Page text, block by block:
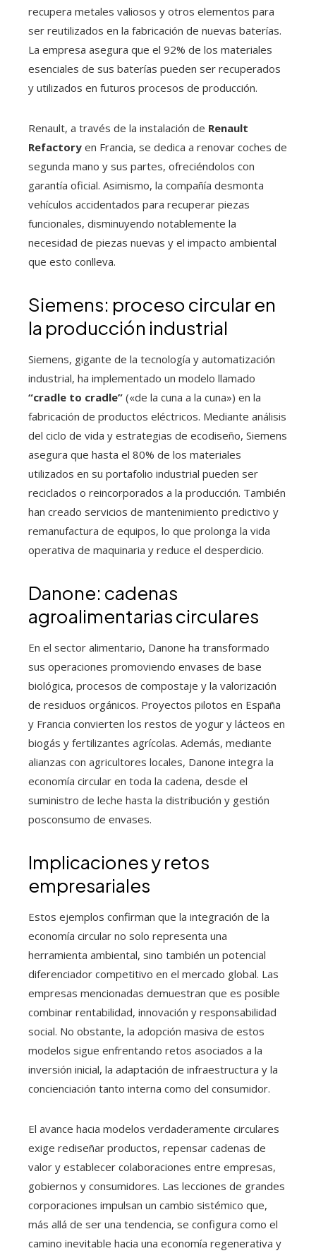
recupera metales valiosos y otros elementos para
ser reutilizados en la fabricación de nuevas baterías.
La empresa asegura que el 92% de los materiales
esenciales de sus baterías pueden ser recuperados
y utilizados en futuros procesos de producción.
Renault, a través de la instalación de Renault
Refactory en Francia, se dedica a renovar coches de
segunda mano y sus partes, ofreciéndolos con
garantía oficial. Asimismo, la compañía desmonta
vehículos accidentados para recuperar piezas
funcionales, disminuyendo notablemente la
necesidad de piezas nuevas y el impacto ambiental
que esto conlleva.
Siemens: proceso circular en
la producción industrial
Siemens, gigante de la tecnología y automatización
industrial, ha implementado un modelo llamado
“cradle to cradle” («de la cuna a la cuna») en la
fabricación de productos eléctricos. Mediante análisis
del ciclo de vida y estrategias de ecodiseño, Siemens
asegura que hasta el 80% de los materiales
utilizados en su portafolio industrial pueden ser
reciclados o reincorporados a la producción. También
han creado servicios de mantenimiento predictivo y
remanufactura de equipos, lo que prolonga la vida
operativa de maquinaria y reduce el desperdicio.
Danone: cadenas
agroalimentarias circulares
En el sector alimentario, Danone ha transformado
sus operaciones promoviendo envases de base
biológica, procesos de compostaje y la valorización
de residuos orgánicos. Proyectos pilotos en España
y Francia convierten los restos de yogur y lácteos en
biogás y fertilizantes agrícolas. Además, mediante
alianzas con agricultores locales, Danone integra la
economía circular en toda la cadena, desde el
suministro de leche hasta la distribución y gestión
posconsumo de envases.
Implicaciones y retos
empresariales
Estos ejemplos confirman que la integración de la
economía circular no solo representa una
herramienta ambiental, sino también un potencial
diferenciador competitivo en el mercado global. Las
empresas mencionadas demuestran que es posible
combinar rentabilidad, innovación y responsabilidad
social. No obstante, la adopción masiva de estos
modelos sigue enfrentando retos asociados a la
inversión inicial, la adaptación de infraestructura y la
concienciación tanto interna como del consumidor.
El avance hacia modelos verdaderamente circulares
exige rediseñar productos, repensar cadenas de
valor y establecer colaboraciones entre empresas,
gobiernos y consumidores. Las lecciones de grandes
corporaciones impulsan un cambio sistémico que,
más allá de ser una tendencia, se configura como el
camino inevitable hacia una economía regenerativa y